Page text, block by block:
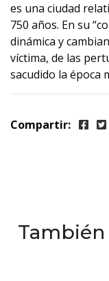
es una ciudad
750 años. En su
dinámica y
víctima, de las
sacudido la época
Compartir: